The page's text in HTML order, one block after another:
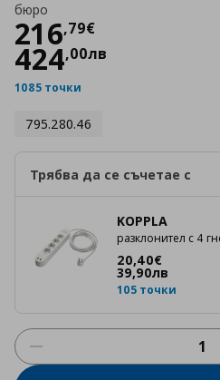
бюро
216,79€
Цена
424,00лв
1085 точки
795.280.46
Трябва да се съчетае с
KOPPLA
разклонител с 4
20,40€
Цена20,40 €
39,90лв
105 точки